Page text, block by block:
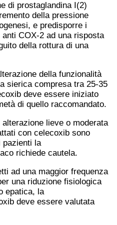
di prostaglandina I(2)
della pressione
e predisporre i
COX-2 ad una risposta
della rottura di una
della funzionalità
sierica compresa tra 25-35
deve essere iniziato
di quello raccomandato.
alterazione lieve o moderata
con celecoxib sono
pazienti la
richiede cautela.
ad una maggior frequenza
una riduzione fisiologica
epatica, la
deve essere valutata